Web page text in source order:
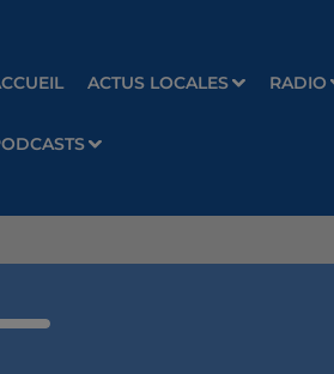
ACTUS LOCALES RADIO